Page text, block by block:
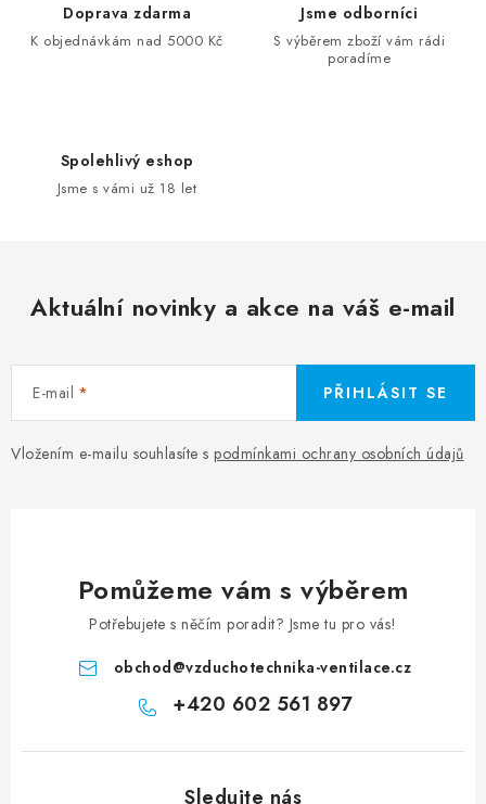
Doprava zdarma
K objednávkám nad 5000 Kč
Jsme odborníci
S výběrem zboží vám rádi
poradíme
Spolehlivý eshop
Jsme s vámi už 18 let
Aktuální novinky a akce na váš e-mail
E-mail
Vložením e-mailu souhlasíte s podmínkami ochrany osobních údajů
PŘIHLÁSIT SE
Pomůžeme vám s výběrem
Potřebujete s něčím poradit? Jsme tu pro vás!
obchod@vzduchotechnika-ventilace.cz
+420 602 561 897